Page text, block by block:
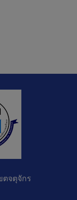
ตจตุจักร